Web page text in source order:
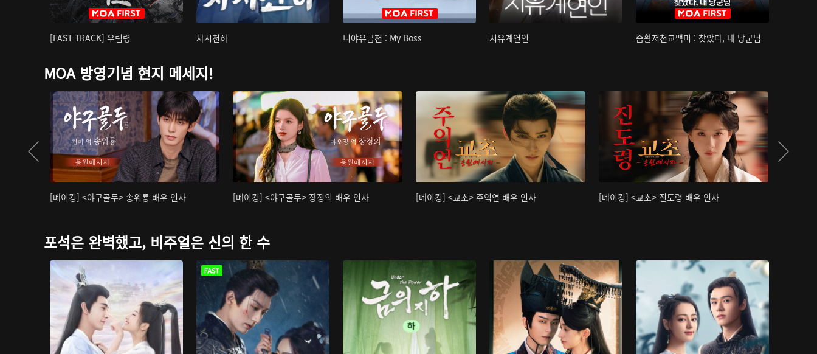
[FAST TRACK] 우림령 차시천하 니야유금천 : My Boss 치유계연인 즘활저천교백미 : 찾았다, 내 낭군님
MOA 방영기념 현지 메세지!
[메이킹] <야구골두> 송위룡 배우 인사 [메이킹] <야구골두> 장정의 배우 인사 [메이킹] <교초> 주익연 배우 인사 [메이킹] <교초> 진도령 배우 인사
포석은 완벽했고, 비주얼은 신의 한 수